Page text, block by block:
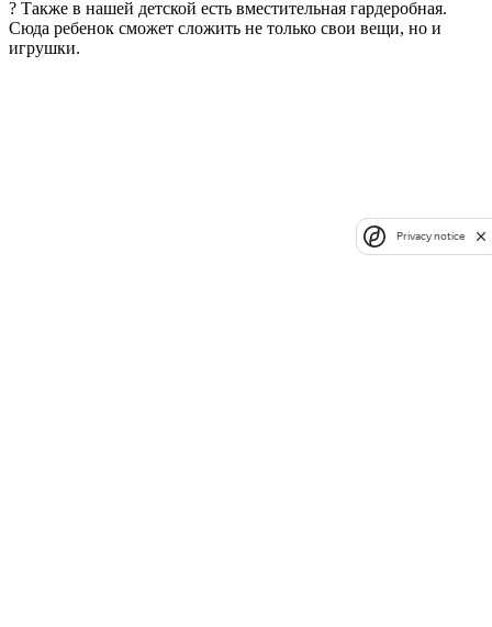
? Также в нашей детской есть вместительная гардеробная.
Сюда ребенок сможет сложить не только свои вещи, но и
игрушки.
Privacy notice